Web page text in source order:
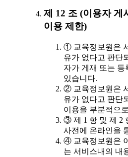
제 12 조 (이용자 게
이용 제한)
① 교육정보원은
유가 없다고 판단
자가 게재 또는 등
있습니다.
② 교육정보원은
유가 없다고 판단
이용을 부분적으
③ 제 1 항 및 제 2
사전에 온라인을
④ 교육정보원은
는 서비스내의 내